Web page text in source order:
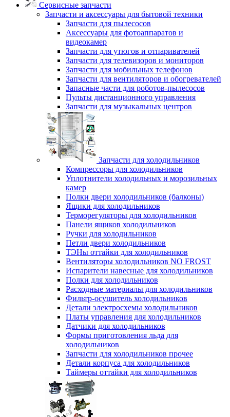
Сервисные запчасти
Запчасти и аксессуары для бытовой техники
Запчасти для пылесосов
Аксессуары для фотоаппаратов и
видеокамер
Запчасти для утюгов и отпаривателей
Запчасти для телевизоров и мониторов
Запчасти для мобильных телефонов
Запчасти для вентиляторов и обогревателей
Запасные части для роботов-пылесосов
Пульты дистанционного управления
Запчасти для музыкальных центров
Запчасти для холодильников
Компрессоры для холодильников
Уплотнители холодильных и морозильных
камер
Полки двери холодильников (балконы)
Ящики для холодильников
Терморегуляторы для холодильников
Панели ящиков холодильников
Ручки для холодильников
Петли двери холодильников
ТЭНы оттайки для холодильников
Вентиляторы холодильников NO FROST
Испарители навесные для холодильников
Полки для холодильников
Расходные материалы для холодильников
Фильтр-осушитель холодильников
Детали электросхемы холодильников
Платы управления для холодильников
Датчики для холодильников
Формы приготовления льда для
холодильников
Запчасти для холодильников прочее
Детали корпуса для холодильников
Таймеры оттайки для холодильников